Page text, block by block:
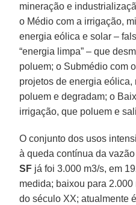
mineração e
o Médio com a irrigação,
energia eólica e solar –
“energia limpa” – que
poluem; o Submédio com
projetos de energia
poluem e degradam; o
irrigação, que poluem e
O conjunto dos usos
à queda contínua da
SF já foi 3.000 m3/s, em
medida; baixou para
do século XX; atualmente